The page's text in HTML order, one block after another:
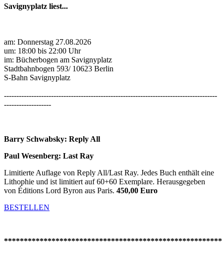
Savignyplatz liest...
am: Donnerstag 27.08.2026
um: 18:00 bis 22:00 Uhr
im: Bücherbogen am Savignyplatz
Stadtbahnbogen 593/ 10623 Berlin
S-Bahn Savignyplatz
--------------------------------------------------------------------------------------
-------------------
Barry Schwabsky: Reply All
Paul Wesenberg: Last Ray
Limitierte Auflage von Reply All/Last Ray. Jedes Buch enthält eine
Lithophie und ist limitiert auf 60+60 Exemplare. Herausgegeben
von Éditions Lord Byron aus Paris. 450,00 Euro
BESTELLEN